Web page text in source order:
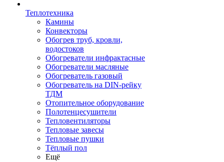
Теплотехника
Камины
Конвекторы
Обогрев труб, кровли,
водостоков
Обогреватели инфрактасные
Обогреватели масляные
Обогреватель газовый
Обогреватель на DIN-рейку
ТДМ
Отопительное оборудование
Полотенцесушители
Тепловентиляторы
Тепловые завесы
Тепловые пушки
Тёплый пол
Ещё